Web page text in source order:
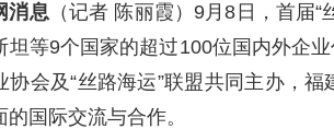
消息（记者 陈丽霞）9月8日，首届“
坦等9个国家的超过100位国内外企
协会及“丝路海运”联盟共同主办，
国际交流与合作。